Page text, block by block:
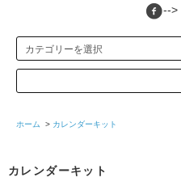
-->
ホーム > カレンダーキット
カレンダーキット